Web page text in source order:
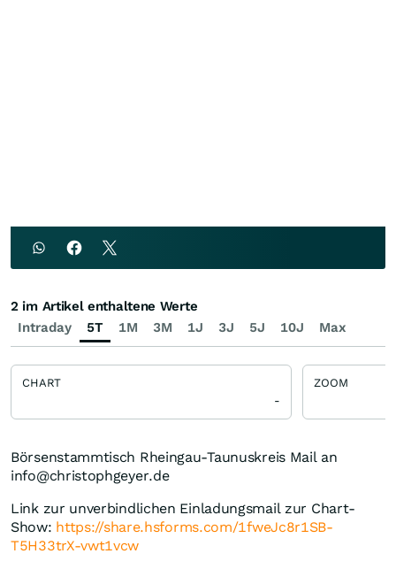
Börsenstammtisch Rheingau-Taunuskreis Mail an
info@christophgeyer.de
Link zur unverbindlichen Einladungsmail zur Chart-
Show: https://share.hsforms.com/1fweJc8r1SB-
T5H33trX-vwt1vcw
Intraday 5T 1M 3M 1J 3J 5J 10J Max
2 im Artikel enthaltene Werte
CHART
-
ZOOM